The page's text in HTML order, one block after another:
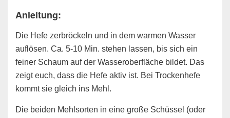
Anleitung:
Die Hefe zerbröckeln und in dem warmen Wasser
auflösen. Ca. 5-10 Min. stehen lassen, bis sich ein
feiner Schaum auf der Wasseroberfläche bildet. Das
zeigt euch, dass die Hefe aktiv ist. Bei Trockenhefe
kommt sie gleich ins Mehl.
Die beiden Mehlsorten in eine große Schüssel (oder